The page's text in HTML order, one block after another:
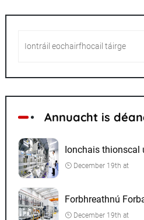
Annuacht is
Ionchais thionscal
December 19th at
December 19th at